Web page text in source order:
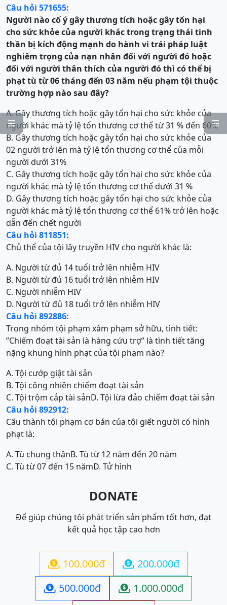


Câu hỏi 571655:
Người nào cố ý gây thương tích hoặc gây tổn hại
cho sức khỏe của người khác trong trạng thái tinh
thần bị kích động mạnh do hành vi trái pháp luật
nghiêm trọng của nạn nhân đối với người đó hoặc
đối với người thân thích của người đó thì có thể bị
phạt tù từ 06 tháng đến 03 năm nếu phạm tội thuộc
trường hợp nào sau đây?
A. Gây thương tích hoặc gây tổn hại cho sức khỏe của
người khác mà tỷ lệ tổn thương cơ thể từ 31 % đến 60%
B. Gây thương tích hoặc gây tổn hại cho sức khỏe của
02 người trở lên mà tỷ lệ tổn thương cơ thể của mỗi
người dưới 31%
C. Gây thương tích hoặc gây tổn hại cho sức khỏe của
người khác mà tỷ lệ tổn thương cơ thể dưới 31 %
D. Gây thương tích hoặc gây tổn hại cho sức khỏe của
người khác mà tỷ lệ tổn thương cơ thể 61% trở lên hoặc
dẫn đến chết người
Câu hỏi 811851:
Chủ thể của tội lây truyền HIV cho người khác là:
A. Người từ đủ 14 tuổi trở lên nhiễm HIV
B. Người từ đủ 16 tuổi trở lên nhiễm HIV
C. Người nhiễm HIV
D. Người từ đủ 18 tuổi trở lên nhiễm HIV
Câu hỏi 892886:
Trong nhóm tội phạm xâm phạm sở hữu, tình tiết:
”Chiếm đoạt tài sản là hàng cứu trợ” là tình tiết tăng
nặng khung hình phạt của tội phạm nào?
A. Tội cướp giật tài sản
B. Tội công nhiên chiếm đoạt tài sản
C. Tội trộm cắp tài sảnD. Tội lừa đảo chiếm đoạt tài sản
Câu hỏi 892912:
Cấu thành tội phạm cơ bản của tội giết người có hình
phạt là:
A. Tù chung thânB. Tù từ 12 năm đến 20 năm
C. Tù từ 07 đến 15 nămD. Tử hình
DONATE
Để giúp chúng tôi phát triển sản phẩm tốt hơn, đạt
kết quả học tập cao hơn
 100.000đ  200.000đ
 500.000đ  1.000.000đ